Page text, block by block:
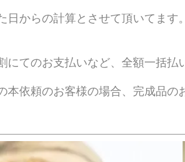
日からの計算とさせて頂いてま
てのお支払いなど、全額一括
本依頼のお客様の場合、完成品